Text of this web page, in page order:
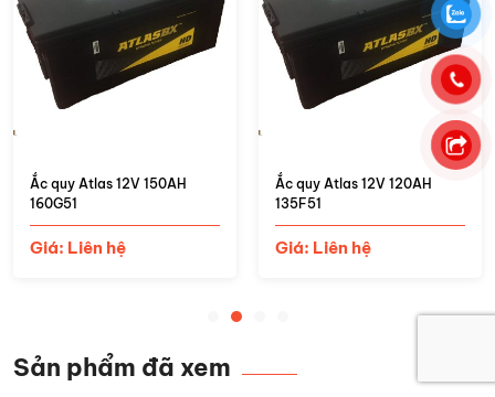
Ắc quy Atlas 12V 150AH
160G51
Giá: Liên hệ
Ắc quy Atlas 12V 120AH
135F51
Giá: Liên hệ
Sản phẩm đã xem